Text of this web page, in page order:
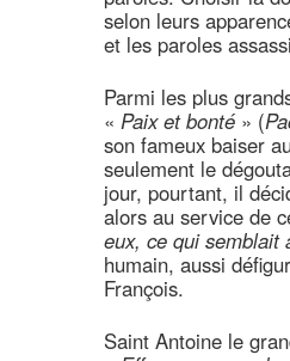
selon leurs
et les paroles
Parmi les plus
« Paix et bonté » (
son fameux baiser
seulement le
jour, pourtant, il
alors au service de
eux, ce qui semblait
humain, aussi
François.
Saint Antoine le